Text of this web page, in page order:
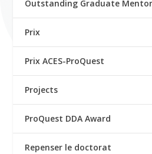
Outstanding Graduate
Prix
Prix ACES-ProQuest
Projects
ProQuest DDA Award
Repenser le doctorat